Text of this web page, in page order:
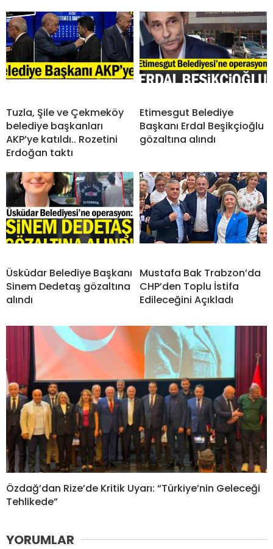
Tuzla, Şile ve Çekmeköy
belediye başkanları
AKP’ye katıldı.. Rozetini
Erdoğan taktı
Etimesgut Belediye
Başkanı Erdal Beşikçioğlu
gözaltına alındı
Üsküdar Belediye Başkanı
Sinem Dedetaş gözaltına
alındı
Mustafa Bak Trabzon’da
CHP’den Toplu İstifa
Edileceğini Açıkladı
Özdağ’dan Rize’de Kritik Uyarı: “Türkiye’nin Geleceği
Tehlikede”
YORUMLAR